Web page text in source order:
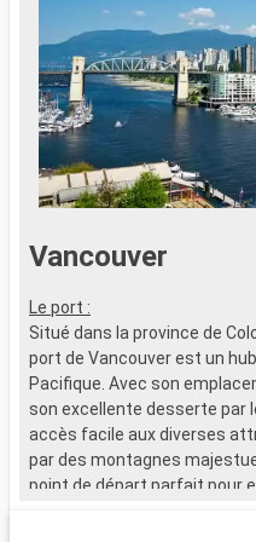
Vancouver
Le port :
Situé dans la province de
port de Vancouver est un
Pacifique. Avec son
son excellente desserte par
accès facile aux diverses
par des montagnes
point de départ parfait pour